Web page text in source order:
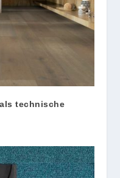
technische